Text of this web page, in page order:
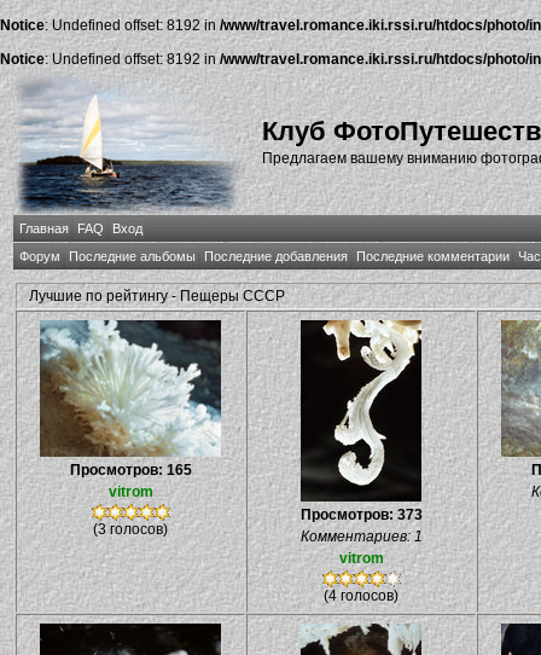
Notice: Undefined offset: 8192 in /www/travel.romance.iki.rssi.ru/htdocs/photo/
Notice: Undefined offset: 8192 in/www/travel.romance.iki.rssi.ru/htdocs/photo/
Клуб
Предлагаем вашему вниманию
Главная FAQ
Вход
Форум
Последние альбомы Последние добавления Последние комментарии
Лучшие по рейтингу - Пещеры СССР
Просмотров: 165
vitrom
(3 голосов)
Просмотров: 373
Комментариев: 1
vitrom
(4 голосов)